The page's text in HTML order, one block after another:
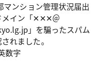
ンション管理状況届出
メイン「✕✕✕＠
」を騙ったスパム
れました。
数字